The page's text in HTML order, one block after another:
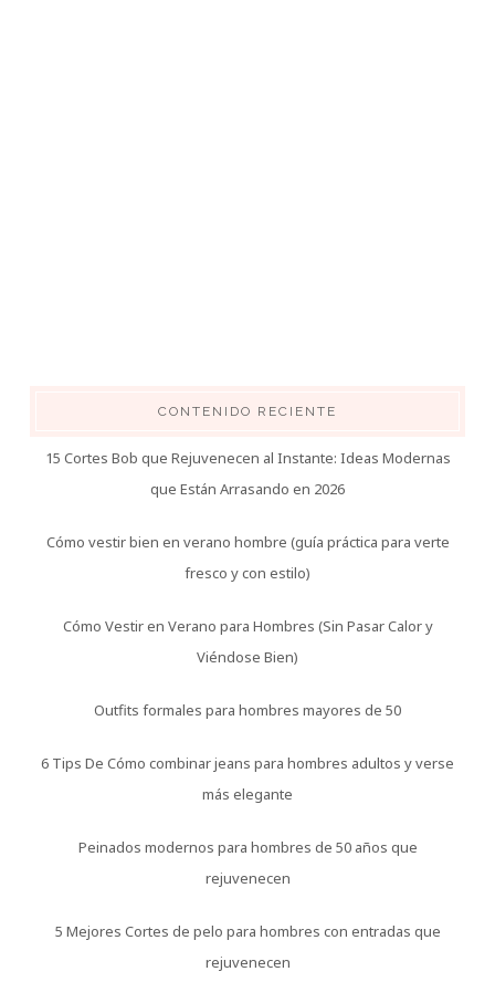
CONTENIDO RECIENTE
15 Cortes Bob que Rejuvenecen al Instante: Ideas Modernas
que Están Arrasando en 2026
Cómo vestir bien en verano hombre (guía práctica para verte
fresco y con estilo)
Cómo Vestir en Verano para Hombres (Sin Pasar Calor y
Viéndose Bien)
Outfits formales para hombres mayores de 50
6 Tips De Cómo combinar jeans para hombres adultos y verse
más elegante
Peinados modernos para hombres de 50 años que
rejuvenecen
5 Mejores Cortes de pelo para hombres con entradas que
rejuvenecen